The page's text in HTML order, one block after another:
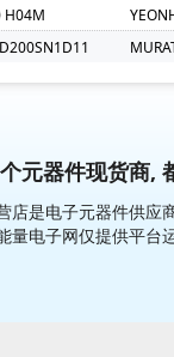
H04M
元器件现货商,
店是电子元器件供应
量电子网仅提供平台